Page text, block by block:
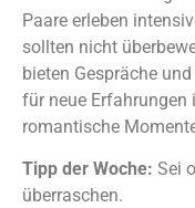
Paare erleben
sollten nicht
bieten Gespräche
für neue Erfahrungen
romantische
Tipp der Woche: Sei
überraschen.